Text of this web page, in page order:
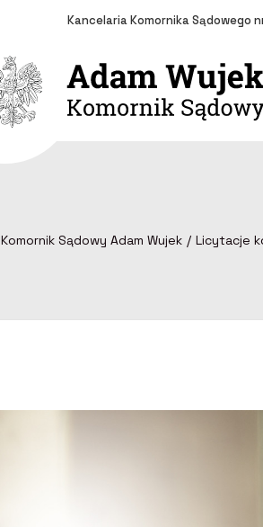
Kancelaria Komornika Sądowego
Komornik Sądowy Adam Wujek Licytacje